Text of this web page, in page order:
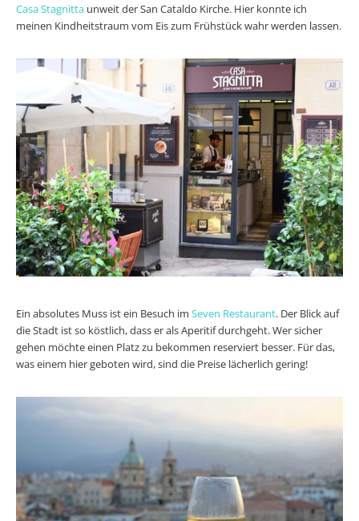
Casa Stagnitta unweit der San Cataldo Kirche. Hier konnte ich
meinen Kindheitstraum vom Eis zum Frühstück wahr werden lassen.
Ein absolutes Muss ist ein Besuch im Seven Restaurant. Der Blick auf
die Stadt ist so köstlich, dass er als Aperitif durchgeht. Wer sicher
gehen möchte einen Platz zu bekommen reserviert besser. Für das,
was einem hier geboten wird, sind die Preise lächerlich gering!